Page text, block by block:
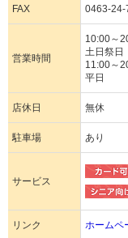
FAX 0463-24-
営業時間
10:00～
土日祭日
11:00～
平日
店休日 無休
駐車場 あり
サービス
リンク ホームペ